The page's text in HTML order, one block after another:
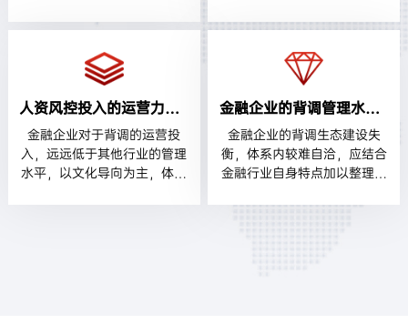
罚单。
人资风控投入的运营力度较少
金融企业对于背调的运营投
入，远远低于其他行业的管理
水平，以文化导向为主，体系
金融企业的背调管理水平升级乏力
金融企业的背调生态建设失
衡，体系内较难自洽，应结合
金融行业自身特点加以整理和